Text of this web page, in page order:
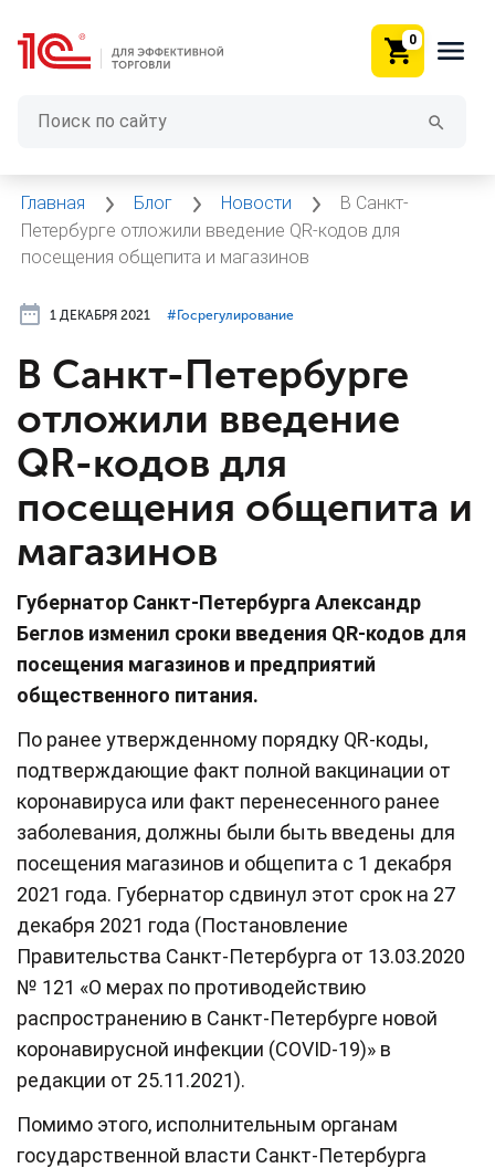
0
Главная Блог Новости
В Санкт-
Петербурге отложили введение QR-кодов для
посещения общепита и магазинов
1 ДЕКАБРЯ 2021 #⁣Госрегулирование
В Санкт-Петербурге
отложили введение
QR-кодов для
посещения общепита и
магазинов
Губернатор Санкт-Петербурга Александр
Беглов изменил сроки введения QR-кодов для
посещения магазинов и предприятий
общественного питания.
По ранее утвержденному порядку QR-коды,
подтверждающие факт полной вакцинации от
коронавируса или факт перенесенного ранее
заболевания, должны были быть введены для
посещения магазинов и общепита с 1 декабря
2021 года. Губернатор сдвинул этот срок на 27
декабря 2021 года (Постановление
Правительства Санкт-Петербурга от 13.03.2020
№ 121 «О мерах по противодействию
распространению в Санкт-Петербурге новой
коронавирусной инфекции (COVID-19)» в
редакции от 25.11.2021).
Помимо этого, исполнительным органам
государственной власти Санкт-Петербурга